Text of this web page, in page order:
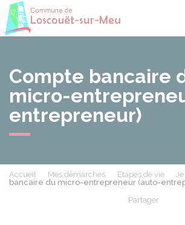
Compte bancaire
micro-
entrepreneur)
Accueil Mes démarches Étapes de vie
bancaire du micro-entrepreneur (auto-
Partager